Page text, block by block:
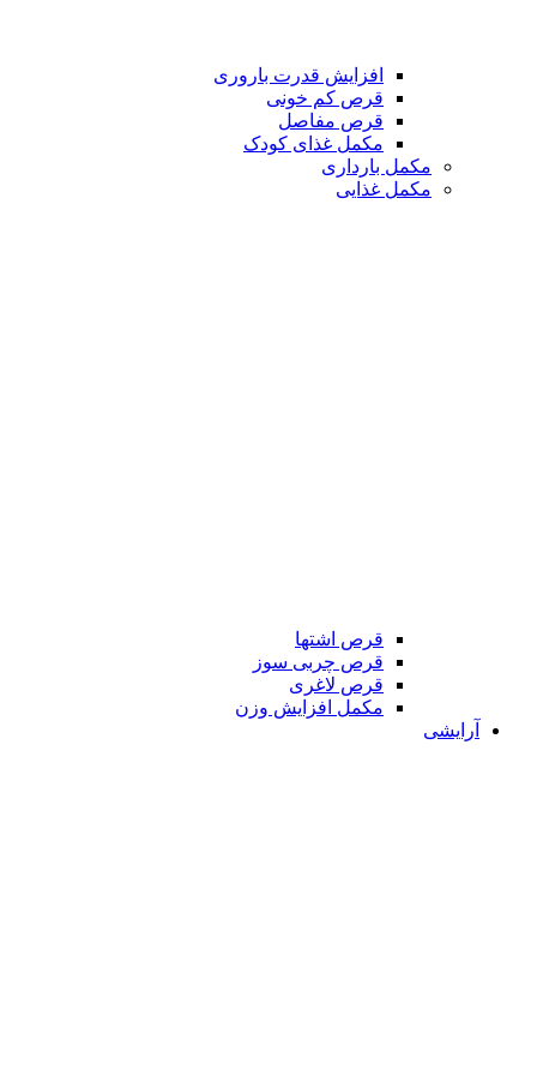
افزایش قدرت باروری
قرص کم خونی
قرص مفاصل
مکمل غذای کودک
مکمل بارداری
مکمل غذایی
قرص اشتها
قرص چربی سوز
قرص لاغری
مکمل افزایش وزن
آرایشی